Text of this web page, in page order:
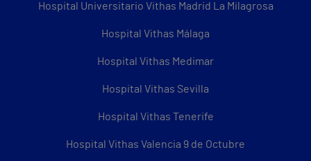
Hospital Universitario Vithas Madrid La Milagrosa
Hospital Vithas Málaga
Hospital Vithas Medimar
Hospital Vithas Sevilla
Hospital Vithas Tenerife
Hospital Vithas Valencia 9 de Octubre